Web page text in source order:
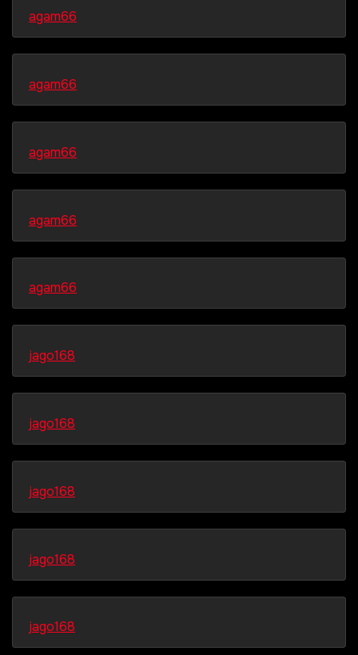
agam66
agam66
agam66
agam66
agam66
jago168
jago168
jago168
jago168
jago168